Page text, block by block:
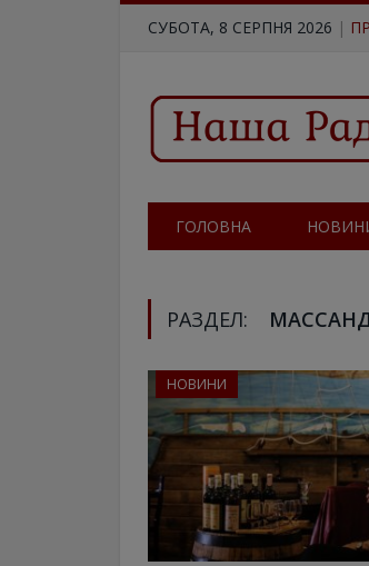
СУБОТА, 8 СЕРПНЯ 2026 |
ГОЛОВНА
РАЗДЕЛ:
НОВИНИ